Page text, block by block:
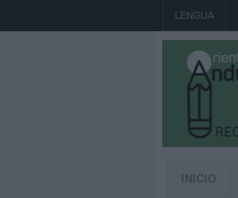
LENGUA
INICIO